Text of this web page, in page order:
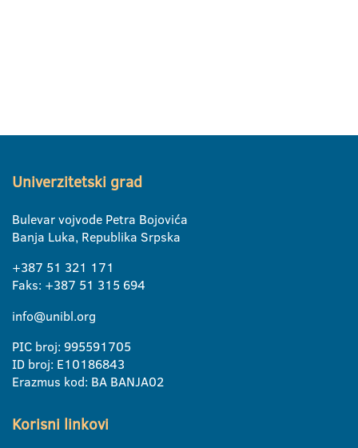
Univerzitetski grad
Bulevar vojvode Petra Bojovića
Banja Luka, Republika Srpska
+387 51 321 171
Faks: +387 51 315 694
info@unibl.org
PIC broj: 995591705
ID broj: E10186843
Erazmus kod: BA BANJA02
Korisni linkovi